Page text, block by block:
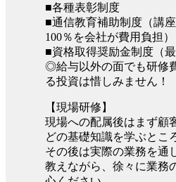
■各種表彰制度
■通信教育補助制度（講
100％を会社が費用負担）
■資格取得奨励金制度（最
◎給与以外の面でも研修
る投資は惜しみません！
【現場研修】
現場への配属後はまず顧
どの基礎知識を学ぶとこ
その後は実際の業務を通
教えながら、徐々に業務